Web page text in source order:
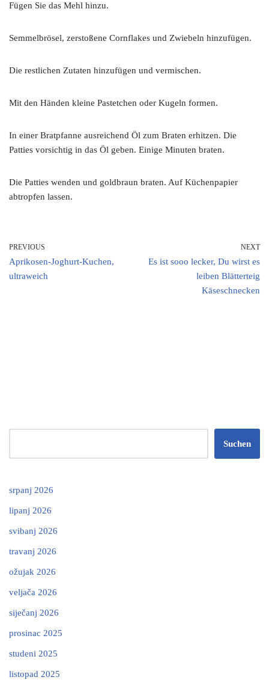
Fügen Sie das Mehl hinzu.
Semmelbrösel, zerstoßene Cornflakes und Zwiebeln hinzufügen.
Die restlichen Zutaten hinzufügen und vermischen.
Mit den Händen kleine Pastetchen oder Kugeln formen.
In einer Bratpfanne ausreichend Öl zum Braten erhitzen. Die
Patties vorsichtig in das Öl geben. Einige Minuten braten.
Die Patties wenden und goldbraun braten. Auf Küchenpapier
abtropfen lassen.
PREVIOUS
Aprikosen-Joghurt-Kuchen,
ultraweich
NEXT
Es ist sooo lecker, Du wirst es
leiben Blätterteig
Käseschnecken
Suchen
srpanj 2026
lipanj 2026
svibanj 2026
travanj 2026
ožujak 2026
veljača 2026
siječanj 2026
prosinac 2025
studeni 2025
listopad 2025